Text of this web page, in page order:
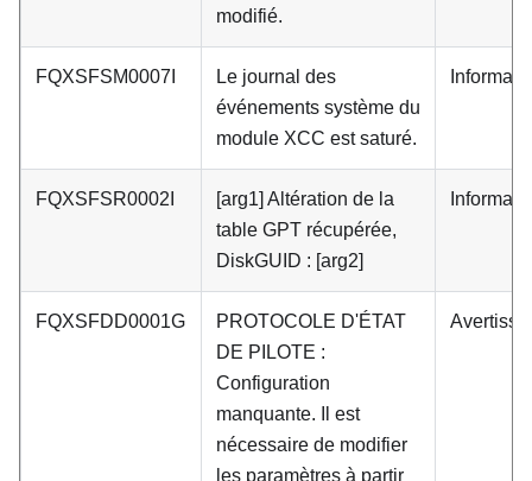
modifié.
FQXSFSM0007I
Le journal des
événements système du
module XCC est saturé.
FQXSFSR0002I
[arg1] Altération de la
table GPT récupérée,
DiskGUID : [arg2]
FQXSFDD0001G
PROTOCOLE D'ÉTAT
DE PILOTE :
Configuration
manquante. Il est
nécessaire de modifier
les paramètres à partir